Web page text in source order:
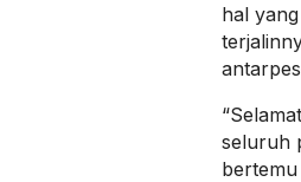
hal
seluruh